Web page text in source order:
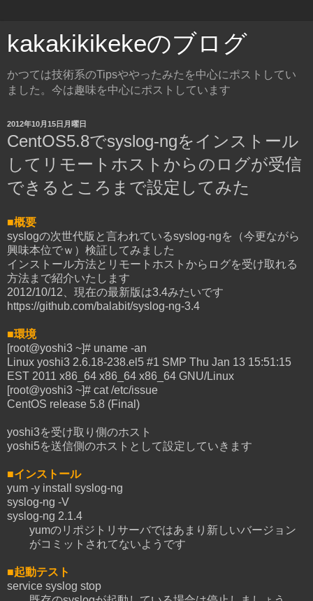
kakakikikekeのブログ
かつては技術系のTipsややったみたを中心にポストしてい
ました。今は趣味を中心にポストしています
2012年10月15日月曜日
CentOS5.8でsyslog-ngをインストール
してリモートホストからのログが受信
できるところまで設定してみた
■概要
syslogの次世代版と言われているsyslog-ngを（今更ながら
興味本位でｗ）検証してみました
インストール方法とリモートホストからログを受け取れる
方法まで紹介いたします
2012/10/12、現在の最新版は3.4みたいです
https://github.com/balabit/syslog-ng-3.4
■環境
[root@yoshi3 ~]# uname -an
Linux yoshi3 2.6.18-238.el5 #1 SMP Thu Jan 13 15:51:15
EST 2011 x86_64 x86_64 x86_64 GNU/Linux
[root@yoshi3 ~]# cat /etc/issue
CentOS release 5.8 (Final)
yoshi3を受け取り側のホスト
yoshi5を送信側のホストとして設定していきます
■インストール
yum -y install syslog-ng
syslog-ng -V
syslog-ng 2.1.4
yumのリポジトリサーバではあまり新しいバージョン
がコミットされてないようです
■起動テスト
service syslog stop